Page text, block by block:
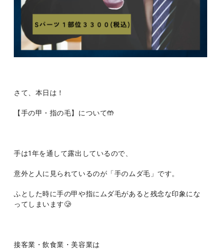
さて、本日は！
【手の甲・指の毛】について🤲
手は1年を通して露出しているので、
意外と人に見られているのが「手のムダ毛」です。
ふとした時に手の甲や指にムダ毛があると残念な印象にな
ってしまいます🥲
接客業・飲食業・美容業は